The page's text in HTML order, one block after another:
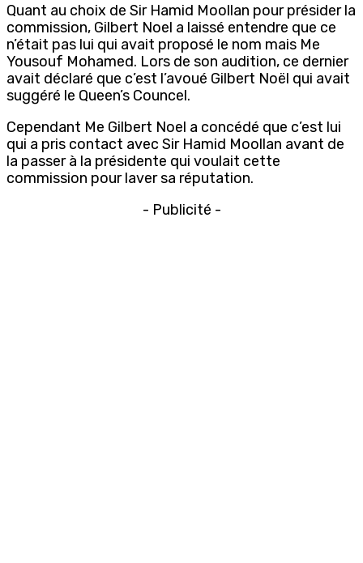
Quant au choix de Sir Hamid Moollan pour présider la
commission, Gilbert Noel a laissé entendre que ce
n’était pas lui qui avait proposé le nom mais Me
Yousouf Mohamed. Lors de son audition, ce dernier
avait déclaré que c’est l’avoué Gilbert Noël qui avait
suggéré le Queen’s Councel.
Cependant Me Gilbert Noel a concédé que c’est lui
qui a pris contact avec Sir Hamid Moollan avant de
la passer à la présidente qui voulait cette
commission pour laver sa réputation.
- Publicité -